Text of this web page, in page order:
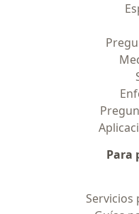
Para
Servicios